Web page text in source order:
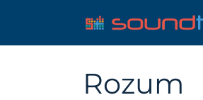
Rozum